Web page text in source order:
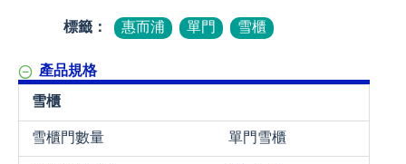
標籤： 惠而浦 單門 雪櫃
產品規格
雪櫃
雪櫃門數量
單門雪櫃